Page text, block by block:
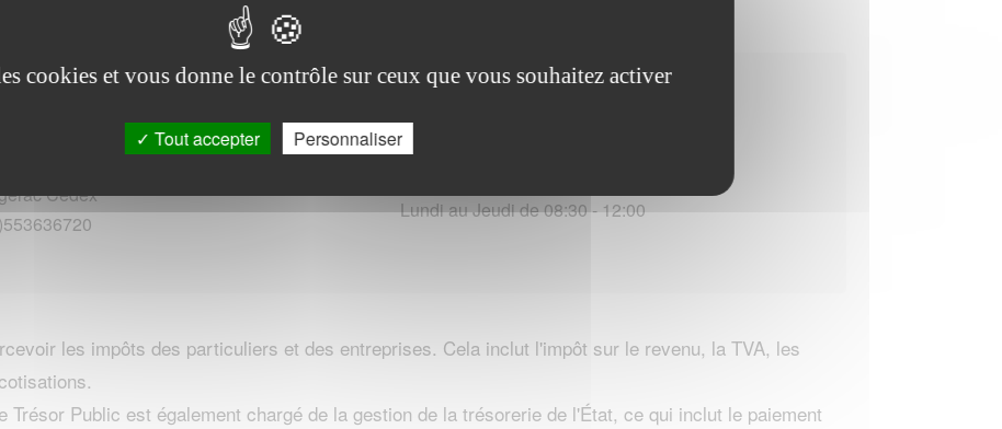
Cedex
Horaires d'ouverture :
Lundi au Jeudi de 08:30 - 12:00
les impôts des particuliers et des entreprises. Cela inclut l'impôt sur le revenu, la TVA, les
Public est également chargé de la gestion de la trésorerie de l'État, ce qui inclut le paiement
cookies et vous donne le contrôle sur ceux que vous souhaitez activer
Tout accepter Personnaliser